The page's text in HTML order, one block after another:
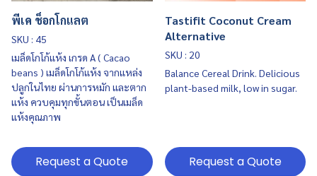
พีเค ช็อกโกแลต
SKU : 45
เมล็ดโกโก้แห้ง เกรด A ( Cacao
beans ) เมล็ดโกโก้แห้ง จากแหล่ง
ปลูกในไทย ผ่านการหมัก และตาก
แห้ง ควบคุมทุกขั้นตอน เป็นเมล็ด
แห้งคุณภาพ
Request a Quote
Tastifit Coconut Cream
Alternative
SKU : 20
Balance Cereal Drink. Delicious
plant-based milk, low in sugar.
Request a Quote